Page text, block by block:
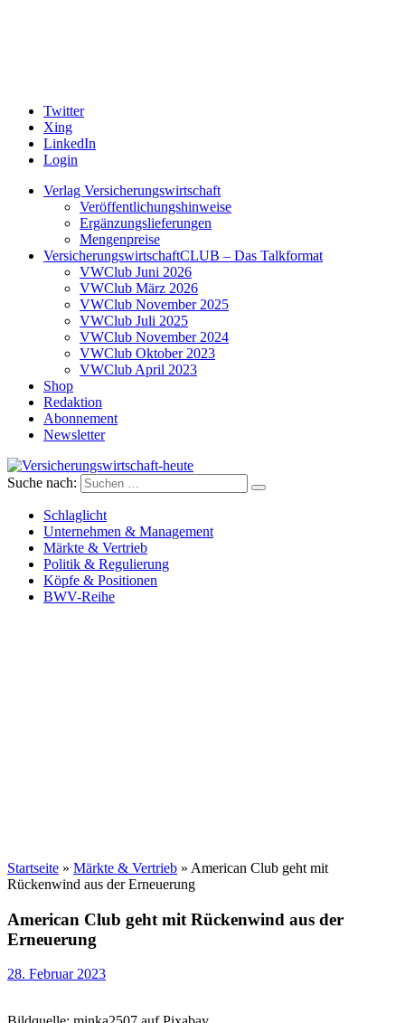
Twitter
Xing
LinkedIn
Login
Verlag Versicherungswirtschaft
Veröffentlichungshinweise
Ergänzungslieferungen
Mengenpreise
VersicherungswirtschaftCLUB – Das Talkformat
VWClub Juni 2026
VWClub März 2026
VWClub November 2025
VWClub Juli 2025
VWClub November 2024
VWClub Oktober 2023
VWClub April 2023
Shop
Redaktion
Abonnement
Newsletter
Versicherungswirtschaft-heute
Suche nach:
Schlaglicht
Unternehmen & Management
Märkte & Vertrieb
Politik & Regulierung
Köpfe & Positionen
BWV-Reihe
Startseite » Märkte & Vertrieb » American Club geht mit
Rückenwind aus der Erneuerung
American Club geht mit Rückenwind aus der
Erneuerung
28. Februar 2023